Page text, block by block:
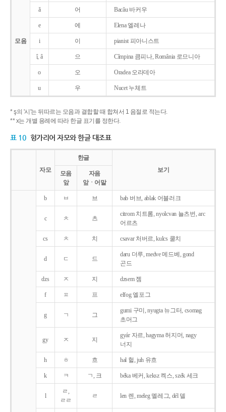
모음
ǎ 어 Bacǎu 바커우
e 에 Elena 엘레나
i 이 pianist 피아니스트
î, â 으 Cîmpina 큼피나, România 로므니아
o 오 Oradea 오라데아
u 우 Nucet 누체트
* ş의 '시'는 뒤따르는 모음과 결합할 때 합쳐서 1 음절로 적는다.
** x는 개별 용례에 따라 한글 표기를 정한다.
표 10 헝가리어 자모와 한글 대조표
자모
한글
보기
모음
앞
자음
앞ㆍ어말
b ㅂ 브 bab 버브, ablak 어블러크
c ㅊ 츠
citrom 치트롬, nyolcvan 뇰츠번, arc
어르츠
cs ㅊ 치 csavar 처버르, kulcs 쿨치
d ㄷ 드
daru 더루, medve 메드베, gond
곤드
dzs ㅈ 지 dzsem 젬
f ㅍ 프 elfog 엘포그
g ㄱ 그
gumi 구미, nyugta 뉴그터, csomag
초머그
gy ㅈ 지
gyár 자르, hagyma 허지머, nagy
너지
h ㅎ 흐 hal 헐, juh 유흐
k ㅋ ㄱ, 크 béka 베커, keksz 켁스, szék 세크
l
ㄹ,
ㄹㄹ
ㄹ len 렌, meleg 멜레그, dél 델